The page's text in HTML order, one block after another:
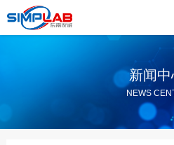
新闻中
NEWS